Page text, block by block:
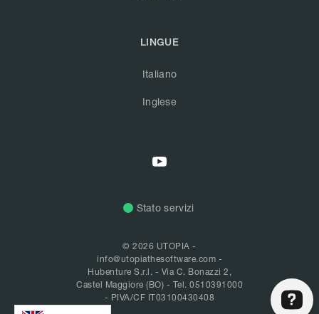
LINGUE
Italiano
Inglese
Stato servizi
© 2026 UTOPIA -
info@utopiathesoftware.com -
Hubenture S.r.l. - Via C. Bonazzi 2,
Castel Maggiore (BO) - Tel. 0510391000
- PIVA/CF IT03100430408